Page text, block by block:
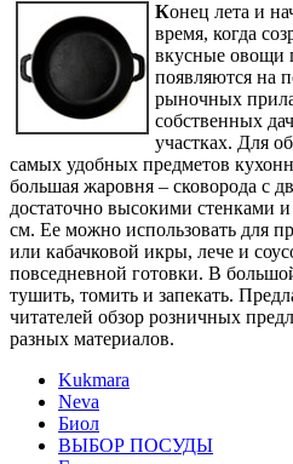
Конец лета и
время, когда
вкусные овощи
появляются на
рыночных
собственных
участках. Для
самых удобных предметов
большая жаровня – сковорода с
достаточно высокими стенками
см. Ее можно использовать для
или кабачковой икры, лече и
повседневной готовки. В
тушить, томить и запекать.
читателей обзор розничных
разных материалов.
Kukmara
Neva
Биол
ВЫБОР ПОСУДЫ